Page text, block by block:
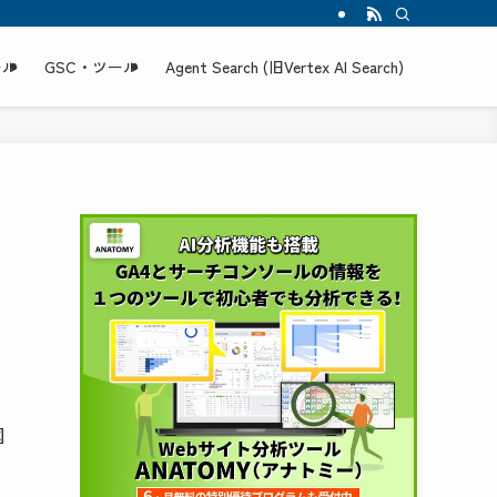
GSC・ツール Agent Search (旧Vertex AI Search)